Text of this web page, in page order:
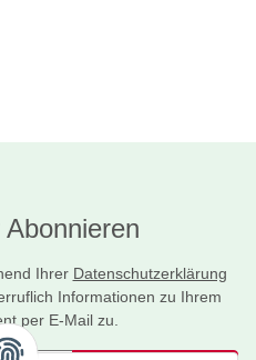
Ihrer Datenschutzerklärung
Informationen zu Ihrem
per E-Mail zu.